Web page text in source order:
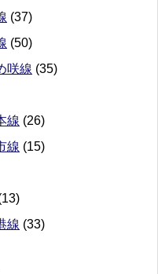
(37)
(50)
咲線 (35)
線 (26)
線 (15)
線 (33)